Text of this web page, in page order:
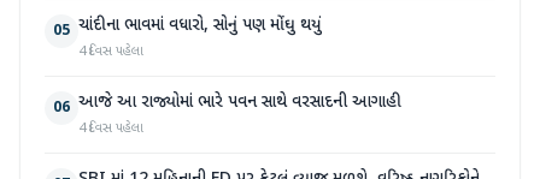
05 ચાંદીના ભાવમાં વધારો, સોનું પણ મોંઘુ થયું
4 દિવસ પહેલા
06 આજે આ રાજ્યોમાં ભારે પવન સાથે વરસાદની આગાહી
4 દિવસ પહેલા